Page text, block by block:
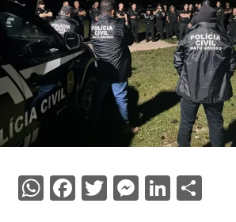
WhatsApp
Facebook
Twitter